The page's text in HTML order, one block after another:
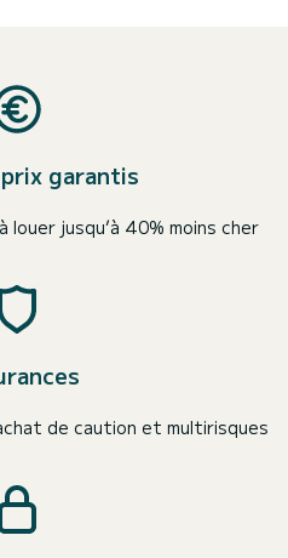
garantis
louer jusqu’à 40% moins cher
de caution et multirisques